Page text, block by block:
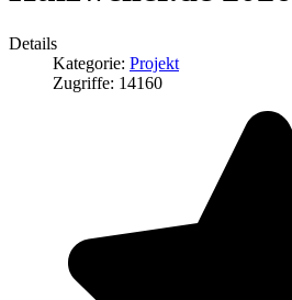
Details
Kategorie: Projekt
Zugriffe: 14160